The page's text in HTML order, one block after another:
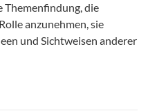
Themenfindung, die
anzunehmen, sie
und Sichtweisen anderer